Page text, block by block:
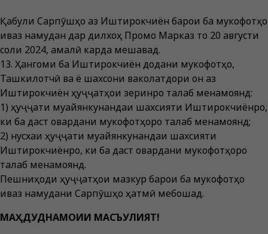
Қабули Сарпӯшҳо аз Иштирокчиён барои ба мукофотҳо
иваз намудан дар дилхоҳ Промо Марказ то 20 августи
соли 2024, амалӣ карда мешавад.
13. Ҳангоми ба Иштирокчиён додани мукофотҳо,
Ташкилотчӣ ва ё шахсони ваколатдори он аз
Иштирокчиён ҳуҷҷатҳои зеринро талаб менамоянд:
1) ҳуҷҷати муайянкунандаи шахсияти Иштирокчиёнро,
ки ба даст овардани мукофотҳоро талаб менамоянд;
2) нусхаи ҳуҷҷати муайянкунандаи шахсияти
Иштирокчиёнро, ки ба даст овардани мукофотҳоро
талаб менамоянд.
Пешниҳоди ҳуҷҷатҳои мазкур барои ба мукофотҳо
иваз намудани Сарпӯшҳо ҳатмӣ мебошад.
МАҲДУДНАМОИИ МАСЪУЛИЯТ!